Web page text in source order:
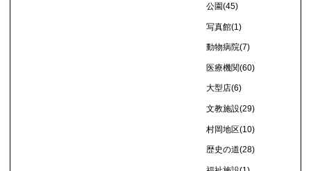
公園(45)
写真館(1)
動物病院(7)
医療機関(60)
大型店(6)
文教施設(29)
村岡地区(10)
歴史の道(28)